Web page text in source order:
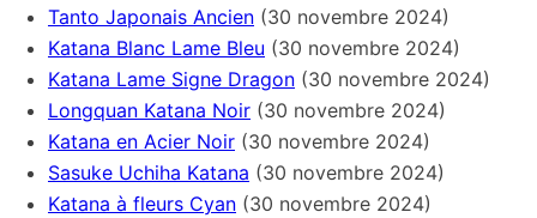
Tanto Japonais Ancien (30 novembre 2024)
Katana Blanc Lame Bleu (30 novembre 2024)
Katana Lame Signe Dragon (30 novembre 2024)
Longquan Katana Noir (30 novembre 2024)
Katana en Acier Noir (30 novembre 2024)
Sasuke Uchiha Katana (30 novembre 2024)
Katana à fleurs Cyan (30 novembre 2024)